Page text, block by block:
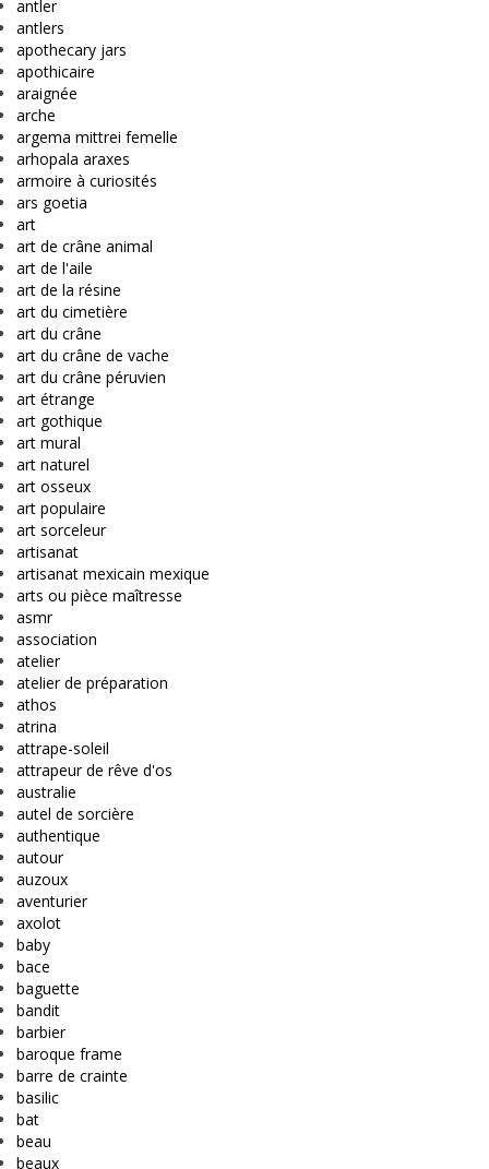
antler
antlers
apothecary jars
apothicaire
araignée
arche
argema mittrei femelle
arhopala araxes
armoire à curiosités
ars goetia
art
art de crâne animal
art de l'aile
art de la résine
art du cimetière
art du crâne
art du crâne de vache
art du crâne péruvien
art étrange
art gothique
art mural
art naturel
art osseux
art populaire
art sorceleur
artisanat
artisanat mexicain mexique
arts ou pièce maîtresse
asmr
association
atelier
atelier de préparation
athos
atrina
attrape-soleil
attrapeur de rêve d'os
australie
autel de sorcière
authentique
autour
auzoux
aventurier
axolot
baby
bace
baguette
bandit
barbier
baroque frame
barre de crainte
basilic
bat
beau
beaux